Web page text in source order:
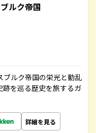
ルク帝国
ブルク帝国の栄光と動乱
を巡る歴史を旅するガ
詳細を見る